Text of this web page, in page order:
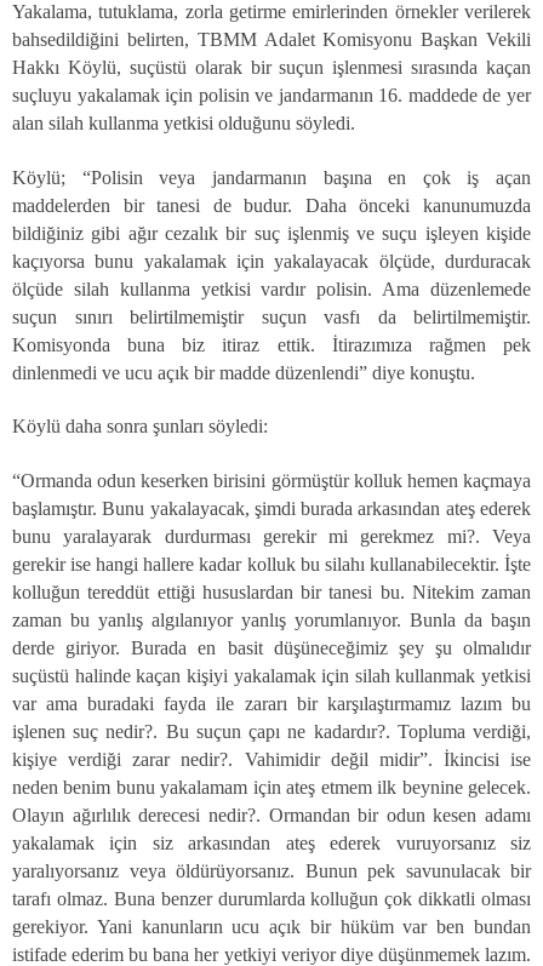
Yakalama, tutuklama, zorla getirme emirlerinden örnekler verilerek
bahsedildiğini belirten, TBMM Adalet Komisyonu Başkan Vekili
Hakkı Köylü, suçüstü olarak bir suçun işlenmesi sırasında kaçan
suçluyu yakalamak için polisin ve jandarmanın 16. maddede de yer
alan silah kullanma yetkisi olduğunu söyledi.
Köylü; “Polisin veya jandarmanın başına en çok iş açan
maddelerden bir tanesi de budur. Daha önceki kanunumuzda
bildiğiniz gibi ağır cezalık bir suç işlenmiş ve suçu işleyen kişide
kaçıyorsa bunu yakalamak için yakalayacak ölçüde, durduracak
ölçüde silah kullanma yetkisi vardır polisin. Ama düzenlemede
suçun sınırı belirtilmemiştir suçun vasfı da belirtilmemiştir.
Komisyonda buna biz itiraz ettik. İtirazımıza rağmen pek
dinlenmedi ve ucu açık bir madde düzenlendi” diye konuştu.
Köylü daha sonra şunları söyledi:
“Ormanda odun keserken birisini görmüştür kolluk hemen kaçmaya
başlamıştır. Bunu yakalayacak, şimdi burada arkasından ateş ederek
bunu yaralayarak durdurması gerekir mi gerekmez mi?. Veya
gerekir ise hangi hallere kadar kolluk bu silahı kullanabilecektir. İşte
kolluğun tereddüt ettiği hususlardan bir tanesi bu. Nitekim zaman
zaman bu yanlış algılanıyor yanlış yorumlanıyor. Bunla da başın
derde giriyor. Burada en basit düşüneceğimiz şey şu olmalıdır
suçüstü halinde kaçan kişiyi yakalamak için silah kullanmak yetkisi
var ama buradaki fayda ile zararı bir karşılaştırmamız lazım bu
işlenen suç nedir?. Bu suçun çapı ne kadardır?. Topluma verdiği,
kişiye verdiği zarar nedir?. Vahimidir değil midir”. İkincisi ise
neden benim bunu yakalamam için ateş etmem ilk beynine gelecek.
Olayın ağırlılık derecesi nedir?. Ormandan bir odun kesen adamı
yakalamak için siz arkasından ateş ederek vuruyorsanız siz
yaralıyorsanız veya öldürüyorsanız. Bunun pek savunulacak bir
tarafı olmaz. Buna benzer durumlarda kolluğun çok dikkatli olması
gerekiyor. Yani kanunların ucu açık bir hüküm var ben bundan
istifade ederim bu bana her yetkiyi veriyor diye düşünmemek lazım.